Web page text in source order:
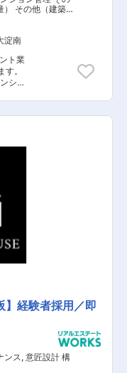
回、
た
本
現在
向け
連の
シ
す。
点を
その他（建築設
淀南
ト業
。
ショ
す
と
理
成
報
シ
ン
ョン
認す
がご
60
だき
】経験者採用／即
ンス, 意匠設計 構